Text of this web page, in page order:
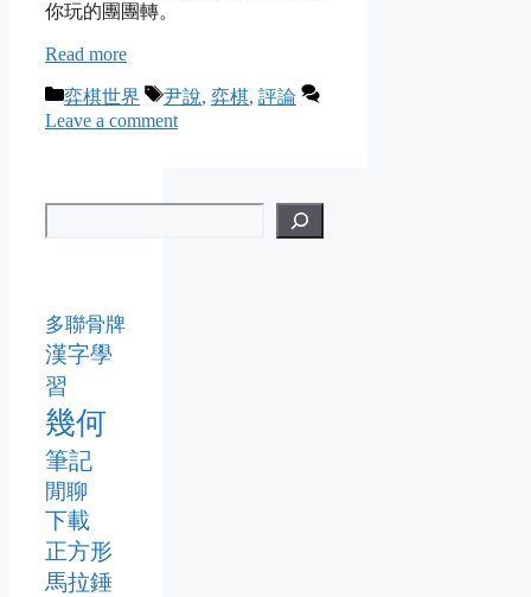
你玩的團團轉。
Read more
Categories
弈棋世界 Tags
尹說, 弈棋, 評論
Leave a comment
多聯骨牌
漢字學
習
幾何
筆記
閒聊
下載
正方形
馬拉錘